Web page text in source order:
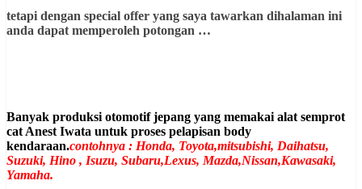
tetapi dengan special offer yang saya tawarkan dihalaman ini
anda dapat memperoleh potongan …
Banyak produksi otomotif jepang yang memakai alat semprot
cat Anest Iwata untuk proses pelapisan body
kendaraan.contohnya : Honda, Toyota,mitsubishi, Daihatsu,
Suzuki, Hino , Isuzu, Subaru,Lexus, Mazda,Nissan,Kawasaki,
Yamaha.